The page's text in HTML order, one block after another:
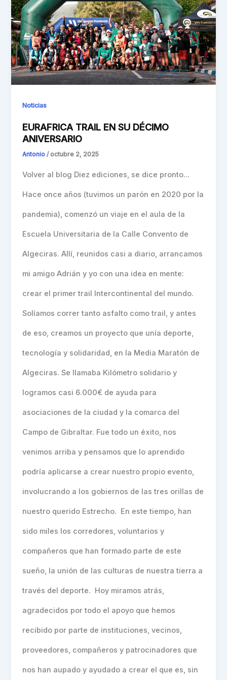
Noticias
EURAFRICA TRAIL EN SU DÉCIMO
ANIVERSARIO
Antonio/octubre 2, 2025
Volver al blog Diez ediciones, se dice pronto…
Hace once años (tuvimos un parón en 2020 por la
pandemia), comenzó un viaje en el aula de la
Escuela Universitaria de la Calle Convento de
Algeciras. Allí, reunidos casi a diario, arrancamos
mi amigo Adrián y yo con una idea en mente:
crear el primer trail Intercontinental del mundo.
Solíamos correr tanto asfalto como trail, y antes
de eso, creamos un proyecto que unía deporte,
tecnología y solidaridad, en la Media Maratón de
Algeciras. Se llamaba Kilómetro solidario y
logramos casi 6.000€ de ayuda para
asociaciones de la ciudad y la comarca del
Campo de Gibraltar. Fue todo un éxito, nos
venimos arriba y pensamos que lo aprendido
podría aplicarse a crear nuestro propio evento,
involucrando a los gobiernos de las tres orillas de
nuestro querido Estrecho. En este tiempo, han
sido miles los corredores, voluntarios y
compañeros que han formado parte de este
sueño, la unión de las culturas de nuestra tierra a
través del deporte. Hoy miramos atrás,
agradecidos por todo el apoyo que hemos
recibido por parte de instituciones, vecinos,
proveedores, compañeros y patrocinadores que
nos han aupado y ayudado a crear el que es, sin